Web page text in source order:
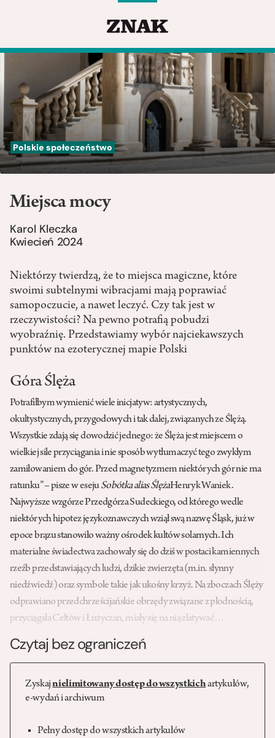
Polskie społeczeństwo
Miejsca mocy
Karol Kleczka
Kwiecień 2024
Niektórzy twierdzą, że to miejsca magiczne, które
swoimi subtelnymi wibracjami mają poprawiać
samopoczucie, a nawet leczyć. Czy tak jest w
rzeczywistości? Na pewno potrafią pobudzi
wyobraźnię. Przedstawiamy wybór najciekawszych
punktów na ezoterycznej mapie Polski
Góra Ślęża
Potrafiłbym wymienić wiele inicjatyw: artystycznych,
okultystycznych, przygodowych i tak dalej, związanych ze Ślężą.
Wszystkie zdają się dowodzić jednego: że Ślęża jest miejscem o
wielkiej sile przyciągania i nie sposób wytłumaczyć tego zwykłym
zamiłowaniem do gór. Przed magnetyzmem niektórych gór nie ma
ratunku” – pisze w esejuSobótka alias ŚlężaHenryk Waniek.
Najwyższe wzgórze Przedgórza Sudeckiego, od którego wedle
niektórych hipotez językoznawczych wziął swą nazwę Śląsk, już w
epoce brązu stanowiło ważny ośrodek kultów solarnych. Ich
materialne świadectwa zachowały się do dziś w postaci kamiennych
rzeźb przedstawiających ludzi, dzikie zwierzęta (m.in. słynny
niedźwiedź) oraz symbole takie jak ukośny krzyż. Na zboczach Ślęży
odprawiano przedchrześcijańskie obrzędy związane z płodnością,
przyciągała Celtów i Łużyczan, miały się na nią zlatywać…
Czytaj bez ograniczeń
Zyskajnielimitowany dostęp do wszystkichartykułów,
e-wydań i archiwum
Pełny dostęp do wszystkich artykułów